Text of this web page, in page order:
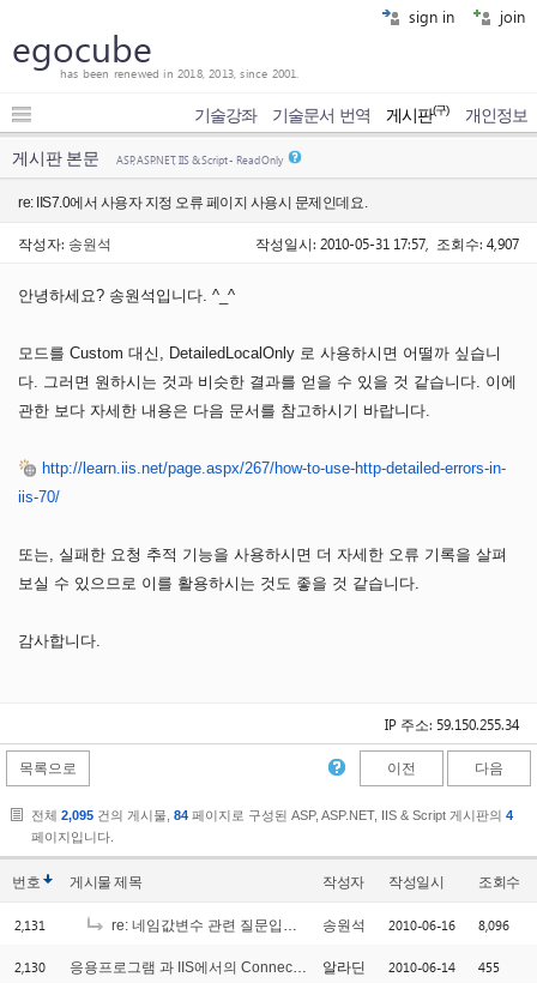
sign in join
egocube
has been renewed in 2018, 2013, since 2001.
기술강좌 기술문서 번역 게시판(구) 개인정보
게시판 본문 ASP, ASP.NET, IIS & Script - Read Only
re: IIS7.0에서 사용자 지정 오류 페이지 사용시 문제인데요.
작성자: 송원석 작성일시: 2010-05-31 17:57, 조회수: 4,907
안녕하세요? 송원석입니다. ^_^
모드를 Custom 대신, DetailedLocalOnly 로 사용하시면 어떨까 싶습니
다. 그러면 원하시는 것과 비슷한 결과를 얻을 수 있을 것 같습니다. 이에
관한 보다 자세한 내용은 다음 문서를 참고하시기 바랍니다.
http://learn.iis.net/page.aspx/267/how-to-use-http-detailed-errors-in-
iis-70/
또는, 실패한 요청 추적 기능을 사용하시면 더 자세한 오류 기록을 살펴
보실 수 있으므로 이를 활용하시는 것도 좋을 것 같습니다.
감사합니다.
IP 주소: 59.150.255.34
목록으로 이전 다음
전체 2,095 건의 게시물, 84 페이지로 구성된 ASP, ASP.NET, IIS & Script 게시판의 4
페이지입니다.
번호 게시물제목 작성자 작성일시 조회수
2,131 re: 네임값변수 관련 질문입니다. 송원석 2010-06-16 8,096
2,130 응용프로그램 과 IIS에서의 Connection Count? 알라딘 2010-06-14 455